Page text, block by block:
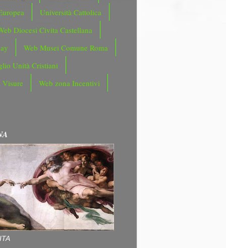
Università Cattolica
Diocesi Civita Castellana
Web Musei Comune Roma
Unità Cristiani
Visure
Web zona Incentivi